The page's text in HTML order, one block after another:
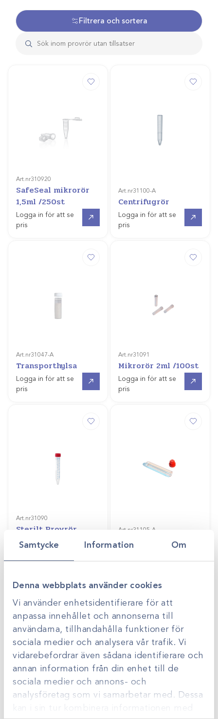
Samtycke Information Om
Denna webbplats använder cookies
Vi använder enhetsidentifierare för att
anpassa innehållet och annonserna till
användarna, tillhandahålla funktioner för
sociala medier och analysera vår trafik. Vi
vidarebefordrar även sådana identifierare och
annan information från din enhet till de
sociala medier och annons- och
analysföretag som vi samarbetar med. Dessa
Filtrera och sortera
Art.nr310920
SafeSeal mikrorör
1,5ml /250st
Logga in för att se
pris
Art.nr31100-A
Centrifugrör
Logga in för att se
pris
Art.nr31047-A
Transporthylsa
Logga in för att se
pris
Art.nr31091
Mikrorör 2ml /100st
Logga in för att se
pris
Art.nr31090
Sterilt Provrör
(Mjölkrör) 15ml/50st
pris
Art.nr31105-A
Ellermanrör
pris
Art.nr89310007
Reservflaska till
BOAS-galler
Art.nr95.954
provrör